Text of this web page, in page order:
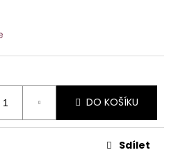
DO KOŠÍKU
Sdílet